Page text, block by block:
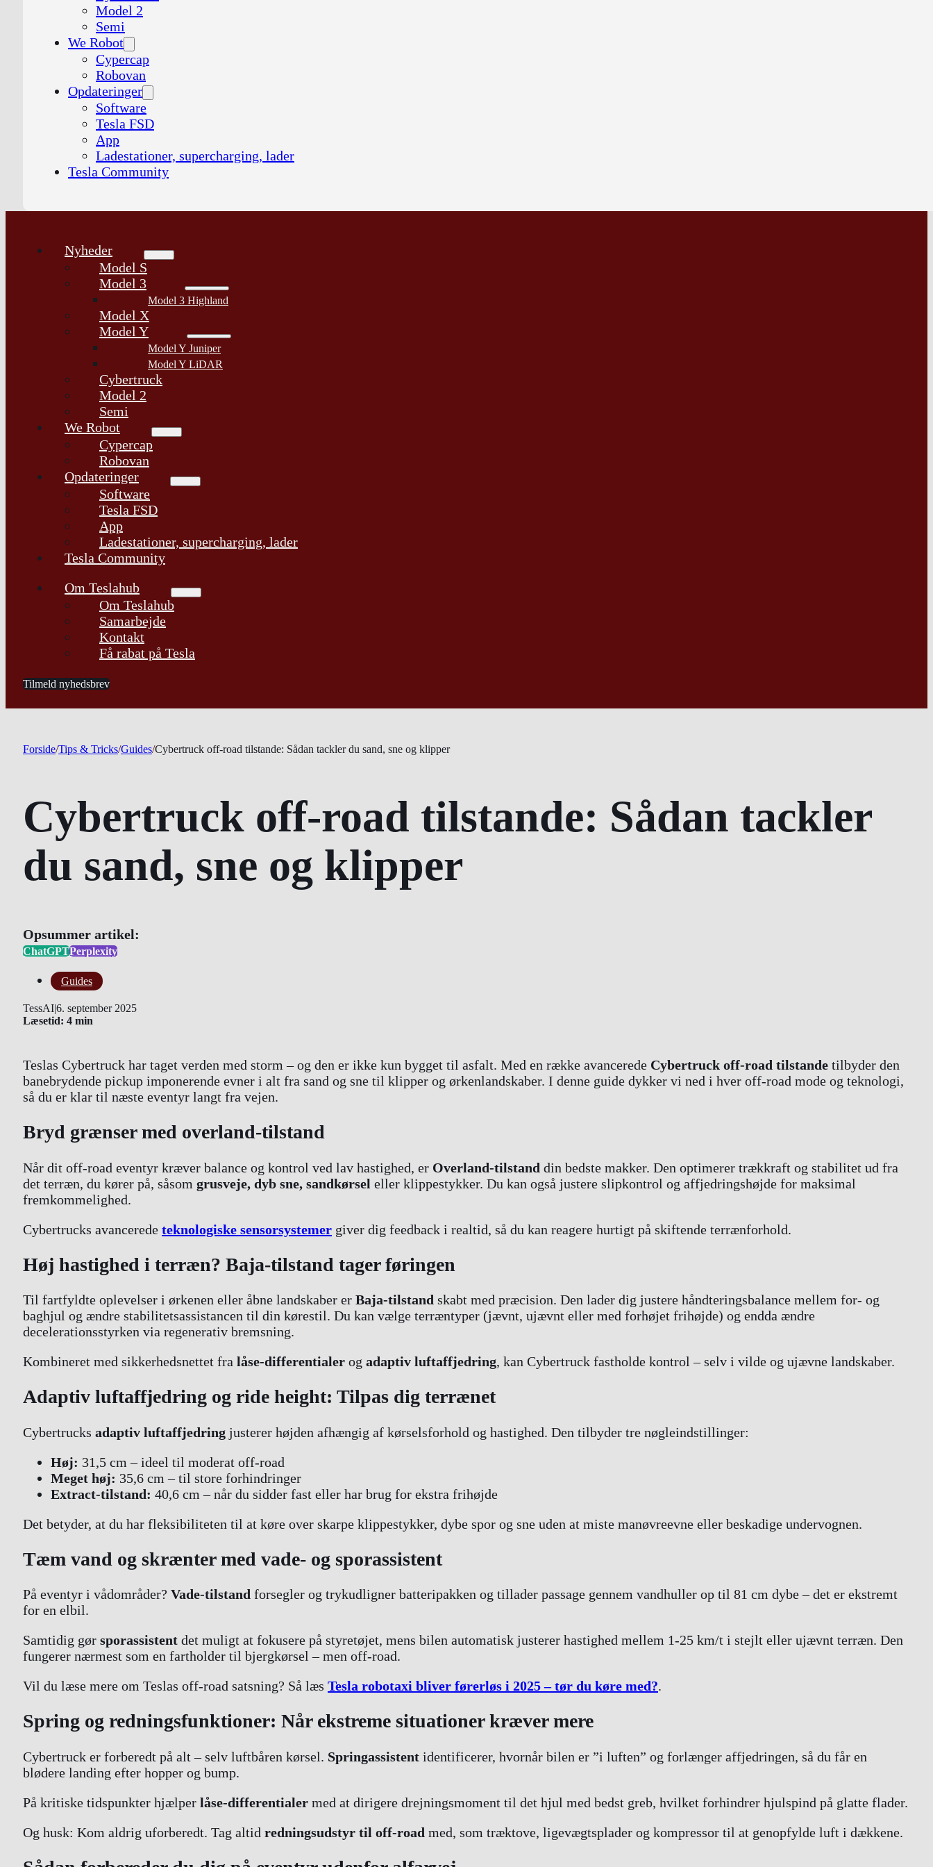
Model 2
Semi
We Robot
Cypercap
Robovan
Opdateringer
Software
Tesla FSD
App
Ladestationer, supercharging, lader
Tesla Community
Nyheder
Model S
Model 3
Model 3 Highland
Model X
Model Y
Model Y Juniper
Model Y LiDAR
Cybertruck
Model 2
Semi
We Robot
Cypercap
Robovan
Opdateringer
Software
Tesla FSD
App
Ladestationer, supercharging, lader
Tesla Community
Om Teslahub
Om Teslahub
Samarbejde
Kontakt
Få rabat på Tesla
Tilmeld nyhedsbrev
Forside/Tips & Tricks/Guides/Cybertruck off-road tilstande: Sådan tackler du sand, sne og klipper
Cybertruck off-road tilstande: Sådan tackler
du sand, sne og klipper
Opsummer artikel:
ChatGPTPerplexity
Guides
TessAI|6. september 2025
Læsetid: 4 min
Teslas Cybertruck har taget verden med storm – og den er ikke kun bygget til asfalt. Med en række avancerede Cybertruck off-road tilstande tilbyder den
banebrydende pickup imponerende evner i alt fra sand og sne til klipper og ørkenlandskaber. I denne guide dykker vi ned i hver off-road mode og teknologi,
så du er klar til næste eventyr langt fra vejen.
Bryd grænser med overland-tilstand
Når dit off-road eventyr kræver balance og kontrol ved lav hastighed, er Overland-tilstand din bedste makker. Den optimerer trækkraft og stabilitet ud fra
det terræn, du kører på, såsom grusveje, dyb sne, sandkørsel eller klippestykker. Du kan også justere slipkontrol og affjedringshøjde for maksimal
fremkommelighed.
Cybertrucks avancerede teknologiske sensorsystemer giver dig feedback i realtid, så du kan reagere hurtigt på skiftende terrænforhold.
Høj hastighed i terræn? Baja-tilstand tager føringen
Til fartfyldte oplevelser i ørkenen eller åbne landskaber er Baja-tilstand skabt med præcision. Den lader dig justere håndteringsbalance mellem for- og
baghjul og ændre stabilitetsassistancen til din kørestil. Du kan vælge terræntyper (jævnt, ujævnt eller med forhøjet frihøjde) og endda ændre
decelerationsstyrken via regenerativ bremsning.
Kombineret med sikkerhedsnettet fra låse-differentialer og adaptiv luftaffjedring, kan Cybertruck fastholde kontrol – selv i vilde og ujævne landskaber.
Adaptiv luftaffjedring og ride height: Tilpas dig terrænet
Cybertrucks adaptiv luftaffjedring justerer højden afhængig af kørselsforhold og hastighed. Den tilbyder tre nøgleindstillinger:
Høj: 31,5 cm – ideel til moderat off-road
Meget høj: 35,6 cm – til store forhindringer
Extract-tilstand: 40,6 cm – når du sidder fast eller har brug for ekstra frihøjde
Det betyder, at du har fleksibiliteten til at køre over skarpe klippestykker, dybe spor og sne uden at miste manøvreevne eller beskadige undervognen.
Tæm vand og skrænter med vade- og sporassistent
På eventyr i vådområder? Vade-tilstand forsegler og trykudligner batteripakken og tillader passage gennem vandhuller op til 81 cm dybe – det er ekstremt
for en elbil.
Samtidig gør sporassistent det muligt at fokusere på styretøjet, mens bilen automatisk justerer hastighed mellem 1-25 km/t i stejlt eller ujævnt terræn. Den
fungerer nærmest som en fartholder til bjergkørsel – men off-road.
Vil du læse mere om Teslas off-road satsning? Så læs Tesla robotaxi bliver førerløs i 2025 – tør du køre med?.
Spring og redningsfunktioner: Når ekstreme situationer kræver mere
Cybertruck er forberedt på alt – selv luftbåren kørsel. Springassistent identificerer, hvornår bilen er ”i luften” og forlænger affjedringen, så du får en
blødere landing efter hopper og bump.
På kritiske tidspunkter hjælper låse-differentialer med at dirigere drejningsmoment til det hjul med bedst greb, hvilket forhindrer hjulspind på glatte flader.
Og husk: Kom aldrig uforberedt. Tag altid redningsudstyr til off-road med, som træktove, ligevægtsplader og kompressor til at genopfylde luft i dækkene.